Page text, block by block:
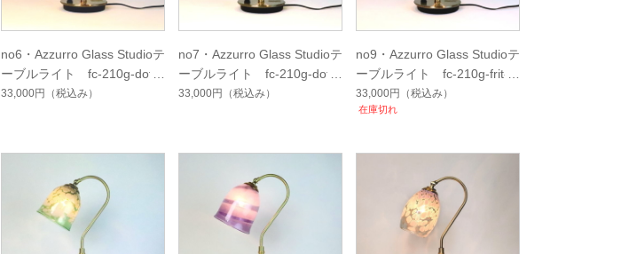
no6・Azzurro Glass Studioテ
ーブルライト fc-210g-dot-p
ink-no6
33,000円 （税込み）
no7・Azzurro Glass Studioテ
ーブルライト fc-210g-dot-a
qua-blue-no7
33,000円 （税込み）
no9・Azzurro Glass Studioテ
ーブルライト fc-210g-frit-to
urmaline-no9
33,000円 （税込み）
在庫切れ